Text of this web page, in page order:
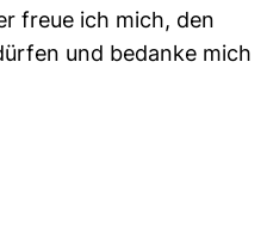
freue ich mich, den
und bedanke mich